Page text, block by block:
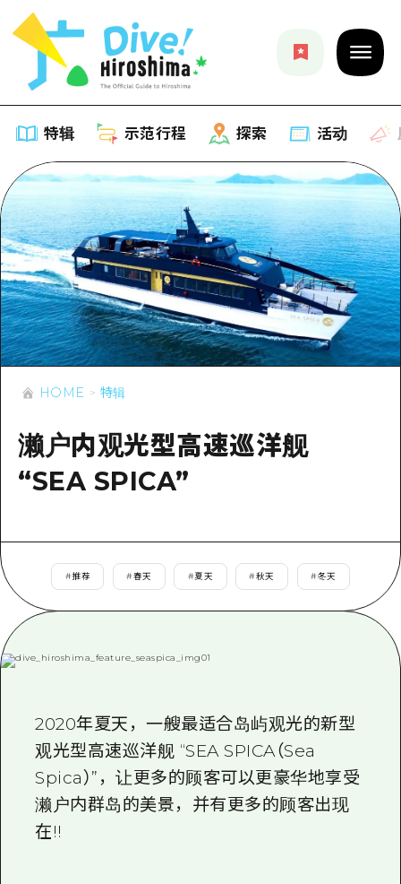
特辑 示范行程 探索 活动
特辑
列表
推荐
艺术
活动·庙会
美食·酒水
骑自行车
夜晚生活
世界遗产
学习·体验
治愈
自然
示范行程
列表
Dive!Hiroshima官方向导
广岛随意旅行
安艺
答对了
宫岛周边
短途旅行
一日游
1晚2天
2晚3天
探索
列表
广岛市内
答對了
美北
宫岛周边
活动
有用的信息
访问访问
次要流量摘要
设施拥堵
超值的游览门票
广岛表情周游券
广岛免费无线上网
面向外国游客的街角旅游信息中心
新闻
HOME 特辑
濑户内观光型高速巡洋舰
“SEA SPICA”
#推荐 #春天 #夏天 #秋天 #冬天
2020年夏天，一艘最适合岛屿观光的新型
观光型高速巡洋舰 “SEA SPICA（Sea
Spica）”，让更多的顾客可以更豪华地享受
濑户内群岛的美景，并有更多的顾客出现
在!!